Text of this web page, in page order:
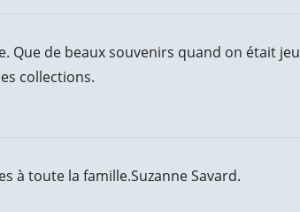
Que de beaux souvenirs quand on était
collections.
à toute la famille.Suzanne Savard.